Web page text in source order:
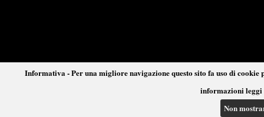
Informativa - Per una migliore navigazione questo sito fa uso di
informazioni leggi
Non